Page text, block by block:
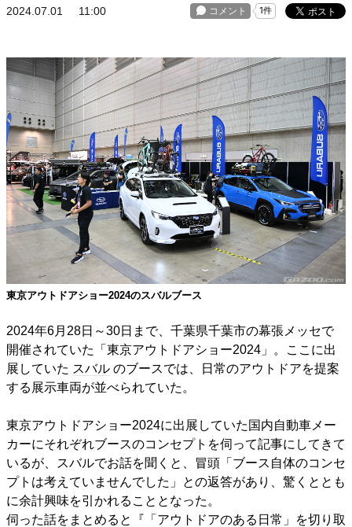
2024.07.01 11:00
東京アウトドアショー2024のスバルブース
2024年6月28日～30日まで、千葉県千葉市の幕張メッセで
開催されていた「東京アウトドアショー2024」。ここに出
展していた スバル のブースでは、日常のアウトドアを提案
する展示車両が並べられていた。
東京アウトドアショー2024に出展していた国内自動車メー
カーにそれぞれブースのコンセプトを伺って記事にしてきて
いるが、スバルでお話を聞くと、冒頭「ブース自体のコンセ
プトは考えていませんでした」との返答があり、驚くととも
に余計興味を引かれることとなった。
伺った話をまとめると『「アウトドアのある日常」を切り取